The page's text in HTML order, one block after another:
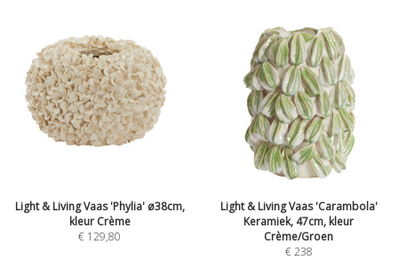
Light & Living Vaas 'Phylia' ø38cm,
kleur Crème
€ 129,80
Light & Living Vaas 'Carambola'
Keramiek, 47cm, kleur
Crème/Groen
€238